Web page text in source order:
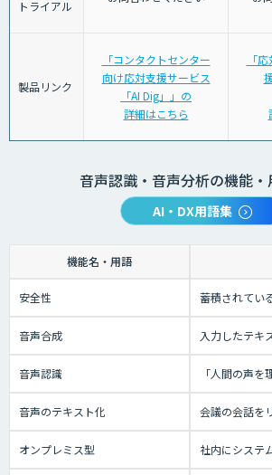
トライアル
製品リンク
「コンタクトセンター
向け応対支援サービス
「AI Dig」」の
詳細はこちら
「
音声認識・音声分析の機能
AI・DX用語集
機能名・用語
安全性 蓄積されてい
音声合成 入力したテキ
音声認識 「人間の声
音声のテキスト化 会議の会話を
オンプレミス型 社内にシステ